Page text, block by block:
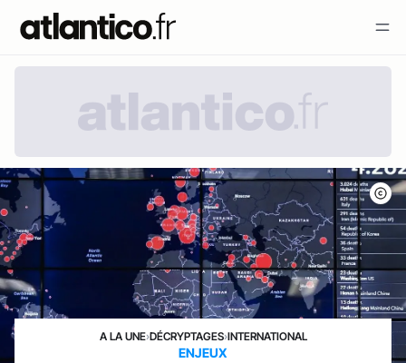
A LA UNE›DÉCRYPTAGES›INTERNATIONAL
ENJEUX